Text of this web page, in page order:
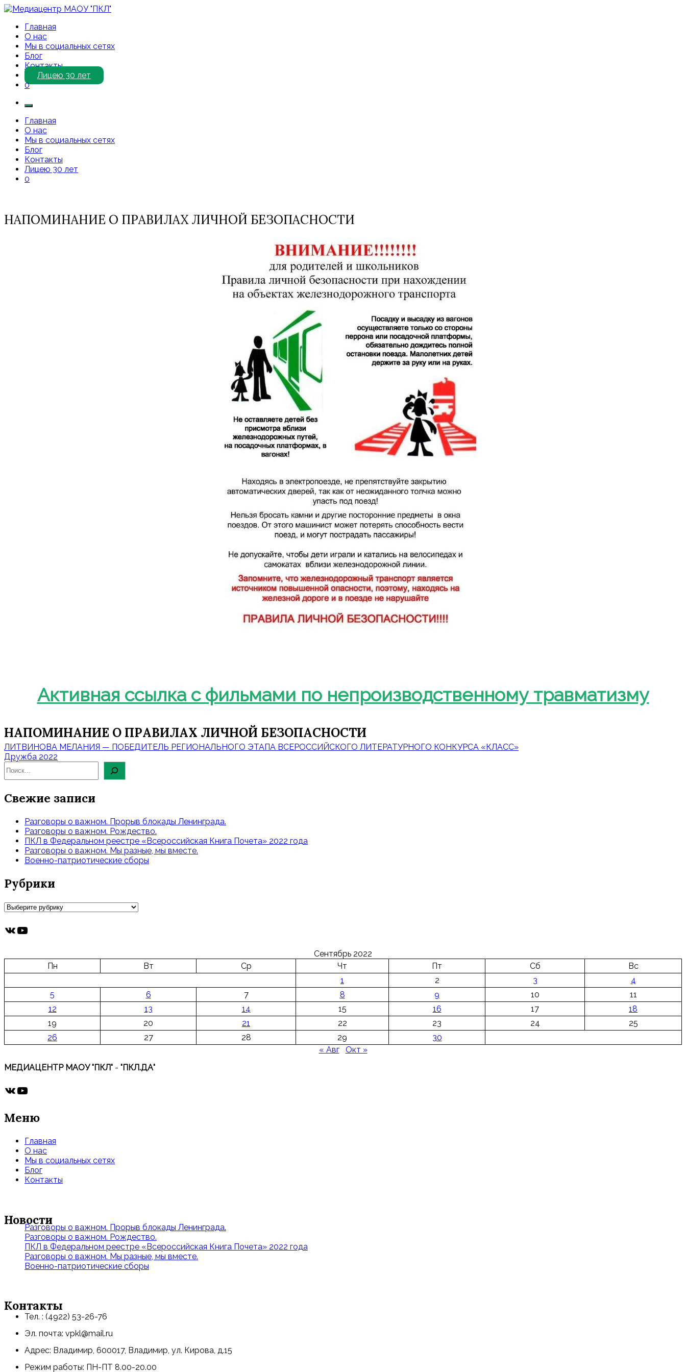
Перейти
содержимому
Медиацентр МАОУ "ПКЛ"
Приветствуем Вас на нашем сайте!
Главная
О нас
Мы в социальных сетях
Блог
Контакты
Лицею 30 лет
0
Главная
О нас
Мы в социальных сетях
Блог
Контакты
Лицею 30 лет
0
НАПОМИНАНИЕ О ПРАВИЛАХ ЛИЧНОЙ БЕЗОПАСНОСТИ
Активная ссылка с фильмами по непроизводственному травматизму
НАПОМИНАНИЕ О ПРАВИЛАХ ЛИЧНОЙ БЕЗОПАСНОСТИ
Навигация
по
записям
ЛИТВИНОВА МЕЛАНИЯ — ПОБЕДИТЕЛЬ РЕГИОНАЛЬНОГО ЭТАПА ВСЕРОССИЙСКОГО ЛИТЕРАТУРНОГО КОНКУРСА «КЛАСС»
Дружба 2022
Свежие записи
Разговоры о важном. Прорыв блокады Ленинграда.
Разговоры о важном. Рождество.
ПКЛ в Федеральном реестре «Всероссийская Книга Почета» 2022 года
Разговоры о важном. Мы разные, мы вместе.
Военно-патриотические сборы
Рубрики
Рубрики
ВКонтакте
YouTube
Сентябрь 2022
Пн
Вт Ср Чт Пт Сб
Вс
1
2 3
4
5
6 7 8 9 10
11
12
13 14 15 16 17
18
19
20 21 22 23 24
25
26
27 28 29
30
« Авг
Окт »
МЕДИАЦЕНТР МАОУ "ПКЛ" - "ПКЛ.ДА"
ВКонтакте
YouTube
Меню
Главная
О нас
Мы в социальных сетях
Блог
Контакты
Новости
Разговоры о важном. Прорыв блокады Ленинграда.
Разговоры о важном. Рождество.
ПКЛ в Федеральном реестре «Всероссийская Книга Почета» 2022 года
Разговоры о важном. Мы разные, мы вместе.
Военно-патриотические сборы
Контакты
Тел. : (4922) 53-26-76
Эл. почта: vpkl@mail.ru
Адрес: Владимир, 600017, Владимир, ул. Кирова, д.15
Режим работы: ПН-ПТ 8.00-20.00